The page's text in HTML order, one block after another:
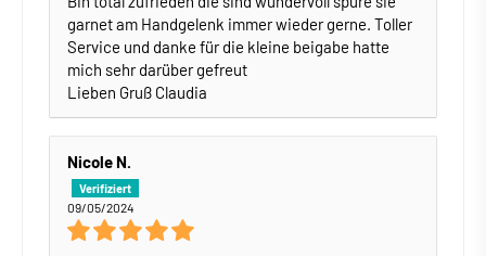
garnet am Handgelenk immer wieder gerne. Toller
Service und danke für die kleine beigabe hatte
mich sehr darüber gefreut
Lieben Gruß Claudia
Nicole N.
09/05/2024